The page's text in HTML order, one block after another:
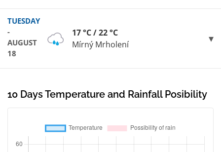
TUESDAY
-
AUGUST
18
17 °C / 22 °C
Mírný Mrholení
10 Days Temperature and Rainfall Posibility